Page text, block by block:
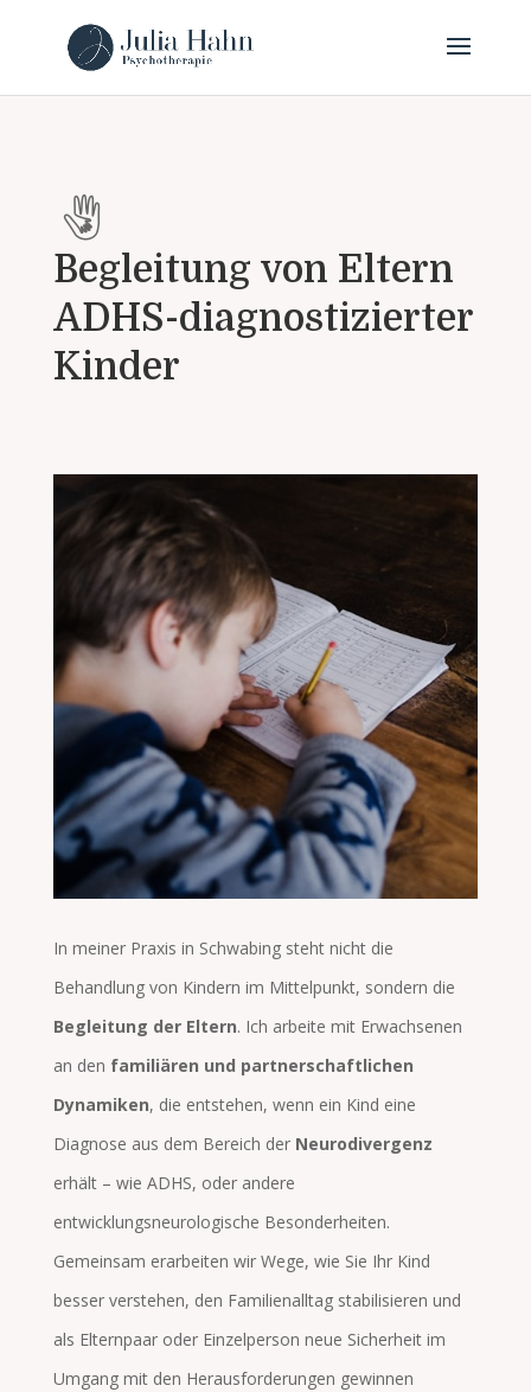
h
a
n
s
ic
o
n
Begleitung von Eltern
ADHS-diagnostizierter
Kinder
In meiner Praxis in Schwabing steht nicht die
Behandlung von Kindern im Mittelpunkt, sondern die
Begleitung der Eltern. Ich arbeite mit Erwachsenen
an den familiären und partnerschaftlichen
Dynamiken, die entstehen, wenn ein Kind eine
Diagnose aus dem Bereich der Neurodivergenz
erhält – wie ADHS, oder andere
entwicklungsneurologische Besonderheiten.
Gemeinsam erarbeiten wir Wege, wie Sie Ihr Kind
besser verstehen, den Familienalltag stabilisieren und
als Elternpaar oder Einzelperson neue Sicherheit im
Umgang mit den Herausforderungen gewinnen